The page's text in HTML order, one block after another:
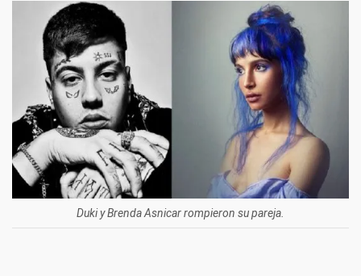
Duki y Brenda Asnicar rompieron su pareja.